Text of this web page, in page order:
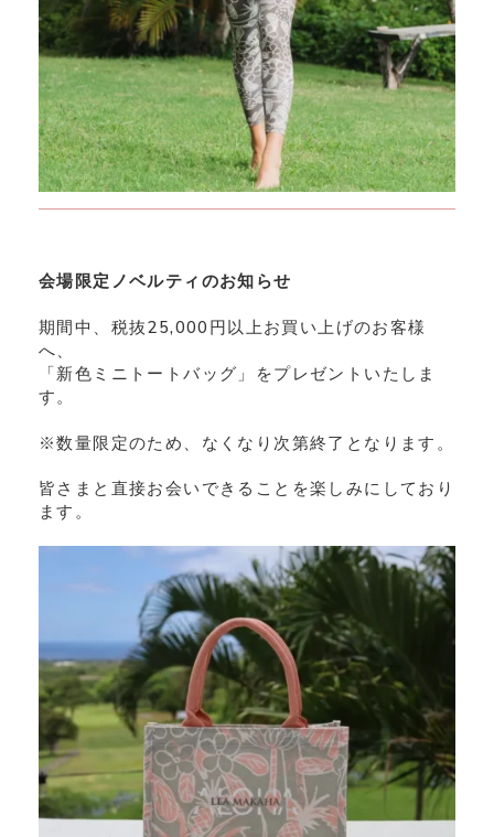
会場限定ノベルティのお知らせ
期間中、税抜25,000円以上お買い上げのお客様
へ、
「新色ミニトートバッグ」をプレゼントいたしま
す。
※数量限定のため、なくなり次第終了となります。
皆さまと直接お会いできることを楽しみにしており
ます。